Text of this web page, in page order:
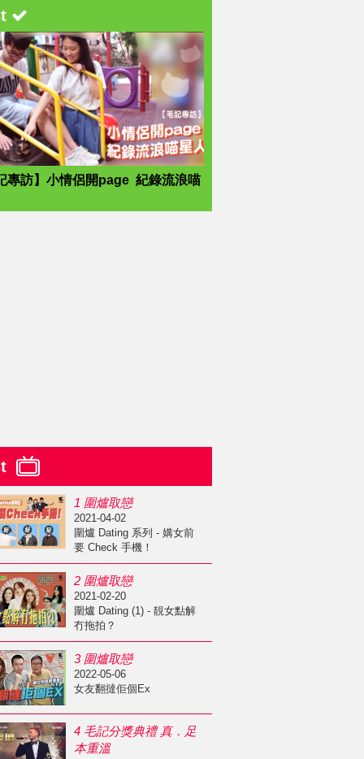
專訪】小情侶開page 紀錄流浪喵
1 圍爐取戀
2021-04-02
圍爐 Dating 系列 - 媾女前
要 Check 手機！
2 圍爐取戀
2021-02-20
圍爐 Dating (1) - 靚女點解
冇拖拍？
3 圍爐取戀
2022-05-06
女友翻撻佢個Ex
4 毛記分獎典禮 真．足
本重溫